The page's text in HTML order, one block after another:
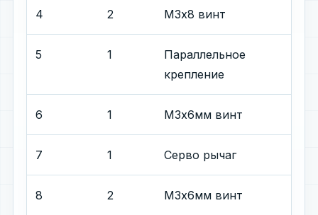
4 2 М3х8 винт
5 1
Параллельное
крепление
6 1 М3х6мм винт
7 1 Серво рычаг
8 2 М3x6мм винт